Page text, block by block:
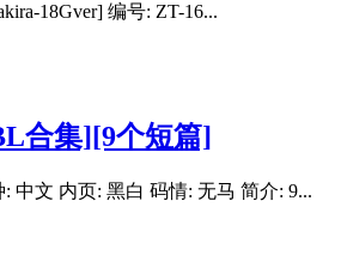
18Gver] 编号: ZT-16...
合集][9个短篇]
中文 内页: 黑白 码情: 无马 简介: 9...